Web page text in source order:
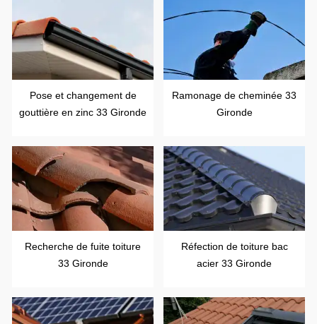
Pose et changement de
gouttière en zinc 33 Gironde
Ramonage de cheminée 33
Gironde
Recherche de fuite toiture
33 Gironde
Réfection de toiture bac
acier 33 Gironde